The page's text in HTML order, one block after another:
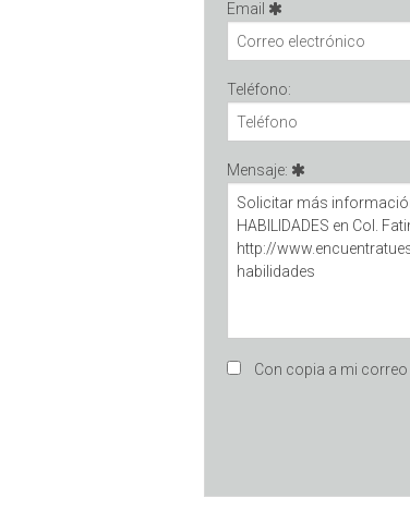
Email
Teléfono:
Mensaje:
Con copia a mi correo